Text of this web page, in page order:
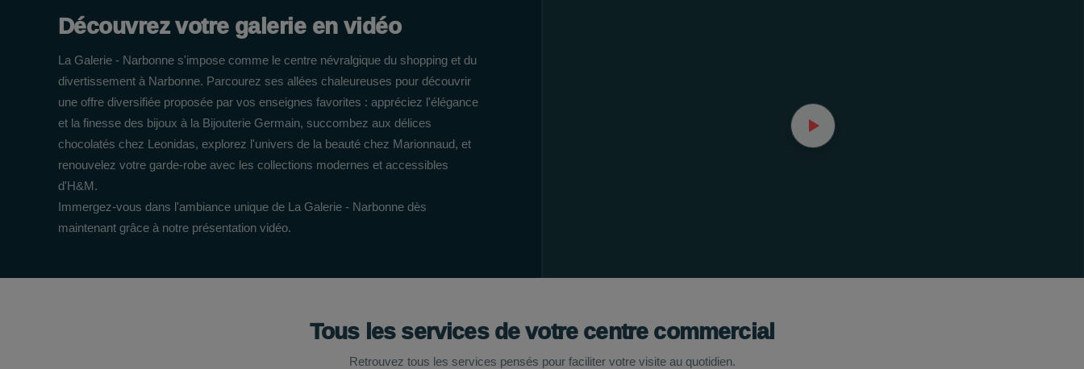
Découvrez votre galerie en vidéo
La Galerie - Narbonne s'impose comme le centre névralgique du shopping et du
divertissement à Narbonne. Parcourez ses allées chaleureuses pour découvrir
une offre diversifiée proposée par vos enseignes favorites : appréciez l'élégance
et la finesse des bijoux à la Bijouterie Germain, succombez aux délices
chocolatés chez Leonidas, explorez l'univers de la beauté chez Marionnaud, et
renouvelez votre garde-robe avec les collections modernes et accessibles
d'H&M.
Immergez-vous dans l'ambiance unique de La Galerie - Narbonne dès
maintenant grâce à notre présentation vidéo.
Tous les services de votre centre commercial
Retrouvez tous les services pensés pour faciliter votre visite au quotidien.